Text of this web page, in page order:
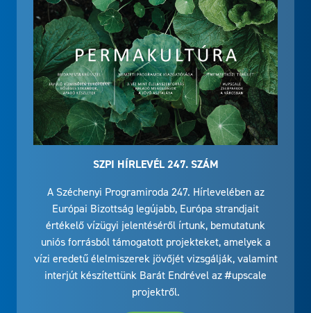
SZPI HÍRLEVÉL 247. SZÁM
A Széchenyi Programiroda 247. Hírlevelében az
Európai Bizottság legújabb, Európa strandjait
értékelő vízügyi jelentéséről írtunk, bemutatunk
uniós forrásból támogatott projekteket, amelyek a
vízi eredetű élelmiszerek jövőjét vizsgálják, valamint
interjút készítettünk Barát Endrével az #upscale
projektről.